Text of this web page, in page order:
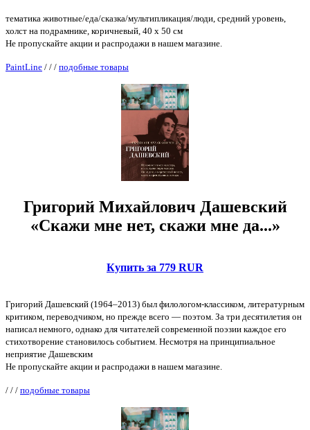
тематика животные/еда/сказка/мультипликация/люди, средний уровень,
холст на подрамнике, коричневый, 40 x 50 см
Не пропускайте акции и распродажи в нашем магазине.
PaintLine / / / подобные товары
Григорий Михайлович Дашевский
«Скажи мне нет, скажи мне да...»
Купить за 779 RUR
Григорий Дашевский (1964–2013) был филологом-классиком, литературным
критиком, переводчиком, но прежде всего — поэтом. За три десятилетия он
написал немного, однако для читателей современной поэзии каждое его
стихотворение становилось событием. Несмотря на принципиальное
неприятие Дашевским
Не пропускайте акции и распродажи в нашем магазине.
/ / / подобные товары